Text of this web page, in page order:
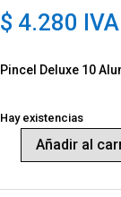
$ 4.280
Pincel Deluxe 10
Hay existencias
Añadir al